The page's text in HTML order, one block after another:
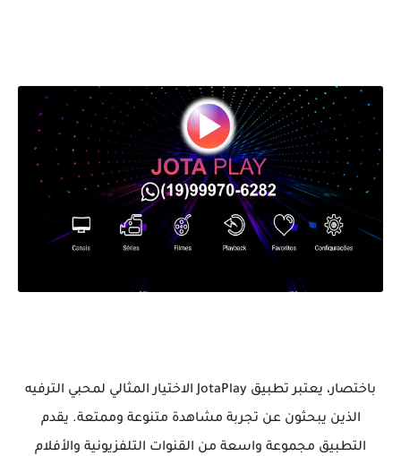
باختصار، يعتبر تطبيق JotaPlay الاختيار المثالي لمحبي الترفيه
الذين يبحثون عن تجربة مشاهدة متنوعة وممتعة. يقدم
التطبيق مجموعة واسعة من القنوات التلفزيونية والأفلام